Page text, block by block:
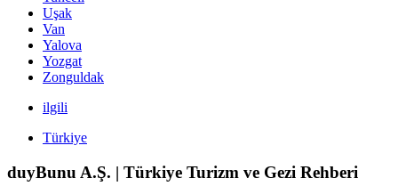
Uşak
Van
Yalova
Yozgat
Zonguldak
ilgili
Türkiye
duyBunu A.Ş. | Türkiye Turizm ve Gezi Rehberi